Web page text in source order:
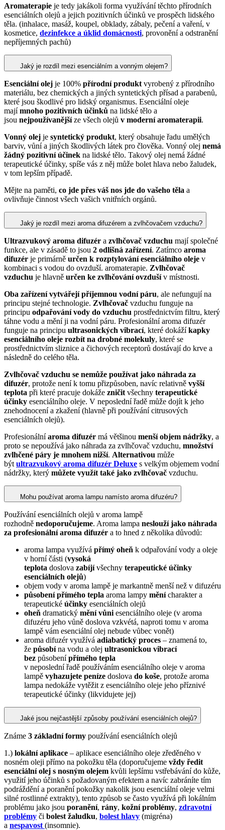
Aromaterapie je tedy jakákoli forma využívání těchto přírodních
esenciálních olejů a jejich pozitivních účinků ve prospěch lidského
těla. (inhalace, masáž, koupel, obklady, zábaly, pečení a vaření, v
kosmetice, dezinfekce a úklid domácnosti, provonění a odstranění
nepříjemných pachů)
Jaký je rozdíl mezi esenciálním a vonným olejem?
Esenciální olej je 100% přírodní produkt vyrobený z přírodního
materiálu, bez chemických a jiných syntetických přísad a parabenů,
které jsou škodlivé pro lidský organismus. Esenciální oleje
majímnoho pozitivních účinků na lidské tělo a
jsou nejpoužívanějšíze všech olejů v moderní aromaterapii.
Vonný olej je syntetický produkt, který obsahuje řadu umělých
barviv, vůní a jiných škodlivých látek pro člověka. Vonný olej nemá
žádný pozitivní účinek na lidské tělo. Takový olej nemá žádné
terapeutické účinky, spíše vás z něj může bolet hlava nebo žaludek,
v tom lepším případě.
Mějte na paměti, co jde přes váš nos jde do vašeho těla a
ovlivňuje činnost všech vašich vnitřních orgánů.
Jaký je rozdíl mezi aroma difuzérem a zvlhčovačem vzduchu?
Ultrazvukový aroma difuzér a zvlhčovač vzduchu mají společné
funkce, ale v zásadě to jsou 2 odlišná zařízení. Zatímco aroma
difuzér je primárně určen k rozptylování esenciálního oleje v
kombinaci s vodou do ovzduší. aromaterapie. Zvlhčovač
vzduchu je hlavně určen ke zvlhčování ovzdušív místnosti.
Oba zařízení vytvářejí příjemnou vodní páru, ale nefungují na
principu stejné technologie. Zvlhčovač vzduchu funguje na
principu odpařování vody do vzduchu prostřednictvím filtru, který
táhne vodu a mění ji na vodní páru. Profesionální aroma difuzér
funguje na principu ultrasonických vibrací, které dokážíkapky
esenciálního oleje rozbít na drobné molekuly, které se
prostřednictvím sliznice a čichových receptorů dostávají do krve a
následně do celého těla.
Zvlhčovač vzduchu se nemůže používat jako náhrada za
difuzér, protože není k tomu přizpůsoben, navíc relativně vyšší
teplota při které pracuje dokáže zničit všechny terapeutické
účinky esenciálního oleje. V neposlední řadě může dojít k jeho
znehodnocení a zkažení (hlavně při používání citrusových
esenciálních olejů).
Profesionálníaroma difuzér má většinou menší objem nádržky, a
proto se nepoužívá jako náhrada za zvlhčovač vzduchu, množství
zvlhčené páry je mnohem nižší. Alternativou může
být ultrazvukový aroma difuzér Deluxe s velkým objemem vodní
nádržky, který můžete využít také jako zvlhčovač vzduchu.
Mohu používat aroma lampu namísto aroma difuzéru?
Používání esenciálních olejů v aroma lampě
rozhodně nedoporučujeme. Aroma lampa neslouží jako náhrada
za profesionální aroma difuzér a to hned z několika důvodů:
aroma lampa využívá přímý oheň k odpařování vody a oleje
v horní části (vysoká
teplota doslova zabíjívšechny terapeutické účinky
esenciálních olejů)
objem vody v aroma lampě je markantně menší než v difuzéru
působení přímého tepla aroma lampy měnícharakter a
terapeutické účinky esenciálních olejů
oheň dramatický mění vůni esenciálního oleje (v aroma
difuzéru jeho vůně doslova vzkvétá, naproti tomu v aroma
lampě vám esenciální olej nebude vůbec vonět)
aroma difuzér využívá adiabatický proces – znamená to,
že působína vodu a olej ultrasonickou vibrací
bez působenípřímého tepla
v neposlední řadě používáním esenciálního oleje v aroma
lampě vyhazujete peníze doslova do koše, protože aroma
lampa nedokáže vytěžit z esenciálního oleje jeho příznivé
terapeutické účinky (likvidujete jej)
Jaké jsou nejčastější způsoby používání esenciálních olejů?
Známe 3 základní formy používání esenciálních olejů
1.) lokální aplikace – aplikace esenciálního oleje zředěného v
nosném oleji přímo na pokožku těla (doporučujeme vždy ředit
esenciální olej s nosným olejem kvůli lepšímu vstřebávání do kůže,
využití jeho účinků s požadovaným efektem a navíc zabráníte tím
podráždění a poranění pokožky nakolik jsou esenciální oleje velmi
silné rostlinné extrakty), tento způsob se často využívá při lokálním
problému jako jsou poranění, rány, kožní problémy, zdravotní
problémy či bolest žaludku, bolest hlavy (migréna)
a nespavost (insomnie).